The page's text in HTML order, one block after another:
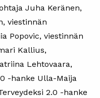
Juha Keränen,
viestinnän
Popovic, viestinnän
Kallius,
Lehtovaara,
-hanke Ulla-Maija
2.0 -hanke